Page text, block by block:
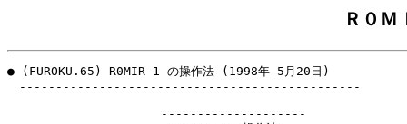
Ｒ０
● (FUROKU.65) R0MIR-1 の操作法 (1998年 5月20日)
-----------------------------------------------
--------------------